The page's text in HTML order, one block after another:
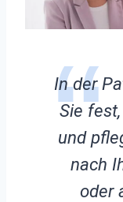
In der
Sie
und
nach
oder